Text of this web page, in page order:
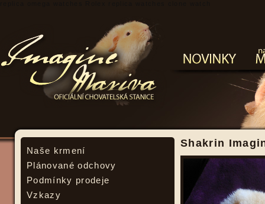
Naše krmení
Plánované odchovy
Podmínky prodeje
Vzkazy
Shakrin